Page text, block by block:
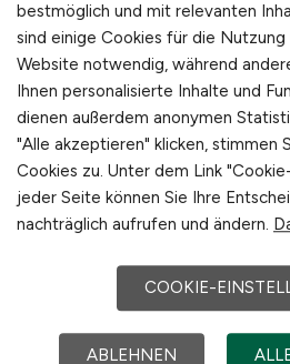
Versicherungsbranche und
Anlaufstelle für alle, die
weiterentwickeln wollen.
sich an Arbeitnehmer, die
Positionen in der
vom Innendienst über den
spezialisierten Fachrollen.
Spezialisierung wird
finden, ohne Zeit mit
Ausschreibungen zu
bestmöglich und mit relevanten
sind einige Cookies für die
Website notwendig, während
Ihnen personalisierte Inhalte und
dienen außerdem anonymen
"Alle akzeptieren" klicken, stimmen
Cookies zu. Unter dem Link
jeder Seite können Sie Ihre
nachträglich aufrufen und ändern.
COOKIE-
ABLEHNEN